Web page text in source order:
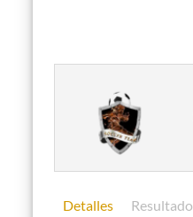
Detalles Resultado